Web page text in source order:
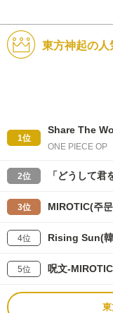
東方神起の人
1位
Share The
ONE PIECE OP
2位 「どうして君
3位 MIROTIC(주
4位 Rising Sun(
5位 呪文-